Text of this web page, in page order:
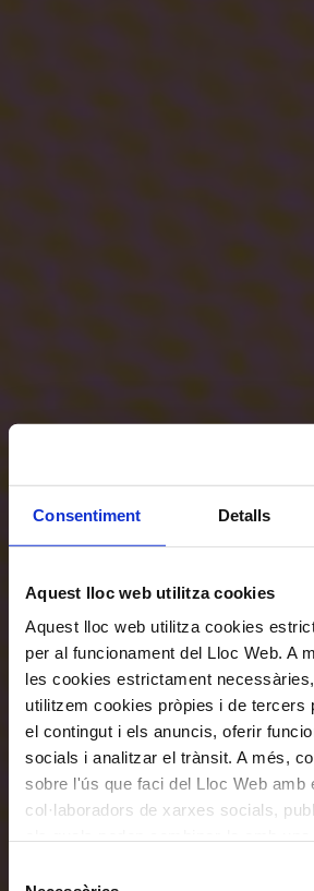
Consentiment Detalls
Aquest lloc web utilitza cookies
Aquest lloc web utilitza cookies
per al funcionament del Lloc Web. A
les cookies estrictament necessàries,
utilitzem cookies pròpies i de tercers
el contingut i els anuncis, oferir
socials i analitzar el trànsit. A més,
sobre l'ús que faci del Lloc Web amb
col·laboradors de xarxes socials,